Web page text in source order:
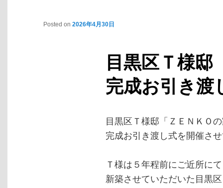
投稿ナビゲーション
目黒区Ｔ様邸
完成お引き渡
Posted on2026年4月30日
目黒区Ｔ様邸「ＺＥＮＫＯ
完成お引き渡し式を開催さ
Ｔ様は５年程前にご近所にて
新築させていただいた目黒